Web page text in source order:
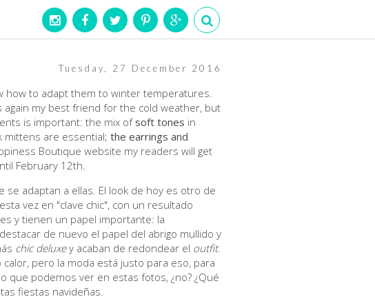
Tuesday, 27 December 2016
how to adapt them to winter temperatures.
again my best friend for the cold weather, but
is important: the mix ofsoft tones in
mittens are essential; the earrings and
Boutique website my readers will get
February 12th.
adaptan a ellas. El look de hoy es otro de
vez en "clave chic", con un resultado
y tienen un papel importante: la
de nuevo el papel del abrigo mullido y
chic deluxey acaban de redondear el outfit.
pero la moda está justo para eso, para
que podemos ver en estas fotos, ¿no? ¿Qué
fiestas navideñas.